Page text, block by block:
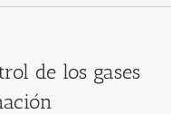
de los gases